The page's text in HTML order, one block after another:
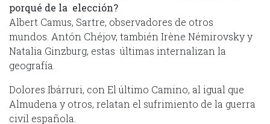
porqué de la elección?
Albert Camus, Sartre, observadores de otros
mundos. Antón Chéjov, también Irène Némirovsky y
Natalia Ginzburg, estas últimas internalizan la
geografía.
Dolores Ibárruri, con El último Camino, al igual que
Almudena y otros, relatan el sufrimiento de la guerra
civil española.